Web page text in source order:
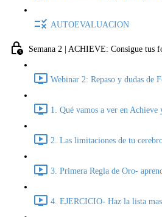
AUTOEVALUACION
Semana 2 | ACHIEVE: Consigue tus
Webinar 2: Repaso y dudas de
1. Qué vamos a ver en
2. Las limitaciones de tu
3. Primera Regla de Oro-
4. EJERCICIO- Haz la lista